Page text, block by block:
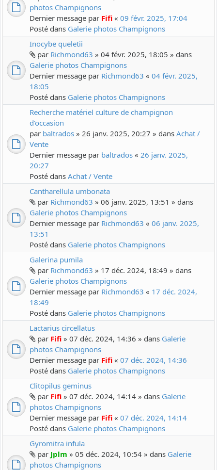
photos Champignons
Dernier message par Fifi « 09 févr. 2025, 17:04
Posté dans Galerie photos Champignons
Inocybe queletii
par Richmond63 » 04 févr. 2025, 18:05 » dans
Galerie photos Champignons
Dernier message par Richmond63 « 04 févr. 2025,
18:05
Posté dans Galerie photos Champignons
Recherche matériel culture de champignon
d'occasion
par baltrados » 26 janv. 2025, 20:27 » dans Achat /
Vente
Dernier message par baltrados « 26 janv. 2025,
20:27
Posté dans Achat / Vente
Cantharellula umbonata
par Richmond63 » 06 janv. 2025, 13:51 » dans
Galerie photos Champignons
Dernier message par Richmond63 « 06 janv. 2025,
13:51
Posté dans Galerie photos Champignons
Galerina pumila
par Richmond63 » 17 déc. 2024, 18:49 » dans
Galerie photos Champignons
Dernier message par Richmond63 « 17 déc. 2024,
18:49
Posté dans Galerie photos Champignons
Lactarius circellatus
par Fifi » 07 déc. 2024, 14:36 » dans Galerie
photos Champignons
Dernier message par Fifi « 07 déc. 2024, 14:36
Posté dans Galerie photos Champignons
Clitopilus geminus
par Fifi » 07 déc. 2024, 14:14 » dans Galerie
photos Champignons
Dernier message par Fifi « 07 déc. 2024, 14:14
Posté dans Galerie photos Champignons
Gyromitra infula
par Jplm » 05 déc. 2024, 10:54 » dans Galerie
photos Champignons